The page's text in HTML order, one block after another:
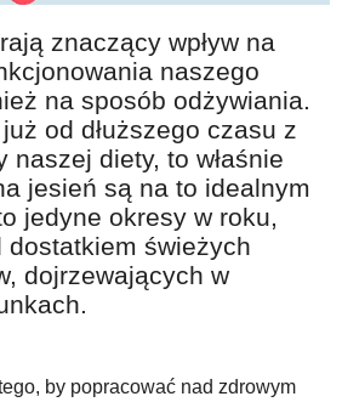
- edukacja nie tylko dla 60plus
brat
z prawem
znaczący wpływ na
naszego
na sposób odżywiania.
od dłuższego czasu z
naszej diety, to właśnie
jesień są na to idealnym
jedyne okresy w roku,
dostatkiem świeżych
dojrzewających w
by popracować nad zdrowym